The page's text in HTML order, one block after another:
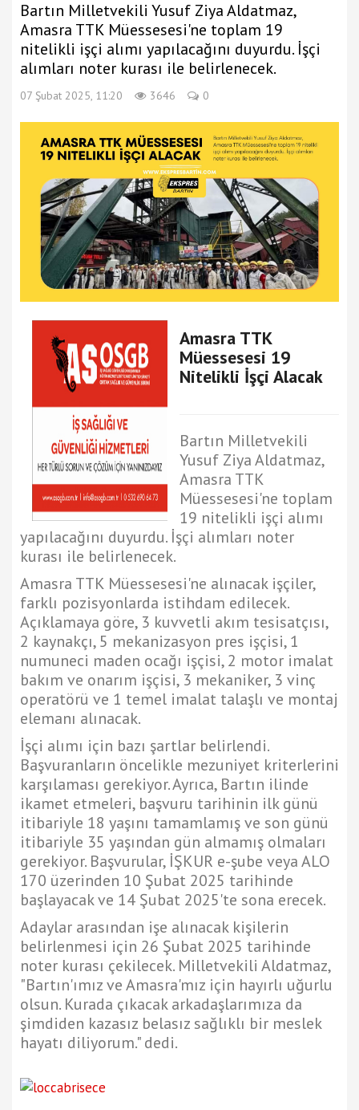
Bartın Milletvekili Yusuf Ziya Aldatmaz,
Amasra TTK Müessesesi'ne toplam 19
nitelikli işçi alımı yapılacağını duyurdu. İşçi
alımları noter kurası ile belirlenecek.
07 Şubat 2025, 11:20 3646 0
Amasra TTK
Müessesesi 19
Nitelikli İşçi Alacak
Bartın Milletvekili
Yusuf Ziya Aldatmaz,
Amasra TTK
Müessesesi'ne toplam
19 nitelikli işçi alımı
yapılacağını duyurdu. İşçi alımları noter
kurası ile belirlenecek.
Amasra TTK Müessesesi'ne alınacak işçiler,
farklı pozisyonlarda istihdam edilecek.
Açıklamaya göre, 3 kuvvetli akım tesisatçısı,
2 kaynakçı, 5 mekanizasyon pres işçisi, 1
numuneci maden ocağı işçisi, 2 motor imalat
bakım ve onarım işçisi, 3 mekaniker, 3 vinç
operatörü ve 1 temel imalat talaşlı ve montaj
elemanı alınacak.
İşçi alımı için bazı şartlar belirlendi.
Başvuranların öncelikle mezuniyet kriterlerini
karşılaması gerekiyor. Ayrıca, Bartın ilinde
ikamet etmeleri, başvuru tarihinin ilk günü
itibariyle 18 yaşını tamamlamış ve son günü
itibariyle 35 yaşından gün almamış olmaları
gerekiyor. Başvurular, İŞKUR e-şube veya ALO
170 üzerinden 10 Şubat 2025 tarihinde
başlayacak ve 14 Şubat 2025'te sona erecek.
Adaylar arasından işe alınacak kişilerin
belirlenmesi için 26 Şubat 2025 tarihinde
noter kurası çekilecek. Milletvekili Aldatmaz,
"Bartın'ımız ve Amasra'mız için hayırlı uğurlu
olsun. Kurada çıkacak arkadaşlarımıza da
şimdiden kazasız belasız sağlıklı bir meslek
hayatı diliyorum." dedi.